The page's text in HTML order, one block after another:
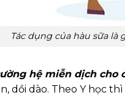
Tác dụng của hàu sữa
hệ miễn dịch cho
dồi dào. Theo Y học